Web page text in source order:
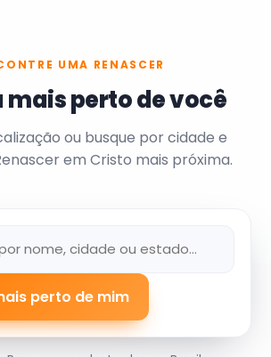
UMA RENASCER
mais perto de você
ou busque por cidade e
em Cristo mais próxima.
perto de mim